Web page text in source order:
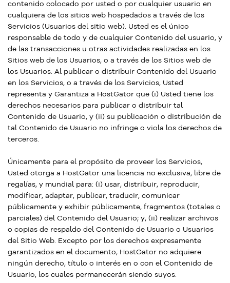
contenido colocado por usted o por cualquier usuario en
cualquiera de los sitios web hospedados a través de los
Servicios (Usuarios del sitio web). Usted es el único
responsable de todo y de cualquier Contenido del usuario, y
de las transacciones u otras actividades realizadas en los
Sitios web de los Usuarios, o a través de los Sitios web de
los Usuarios. Al publicar o distribuir Contenido del Usuario
en los Servicios, o a través de los Servicios, Usted
representa y Garantiza a HostGator que (i) Usted tiene los
derechos necesarios para publicar o distribuir tal
Contenido de Usuario, y (ii) su publicación o distribución de
tal Contenido de Usuario no infringe o viola los derechos de
terceros.
Únicamente para el propósito de proveer los Servicios,
Usted otorga a HostGator una licencia no exclusiva, libre de
regalías, y mundial para: (i) usar, distribuir, reproducir,
modificar, adaptar, publicar, traducir, comunicar
públicamente y exhibir públicamente, fragmentos (totales o
parciales) del Contenido del Usuario; y, (ii) realizar archivos
o copias de respaldo del Contenido de Usuario o Usuarios
del Sitio Web. Excepto por los derechos expresamente
garantizados en el documento, HostGator no adquiere
ningún derecho, título o interés en o con el Contenido de
Usuario, los cuales permanecerán siendo suyos.